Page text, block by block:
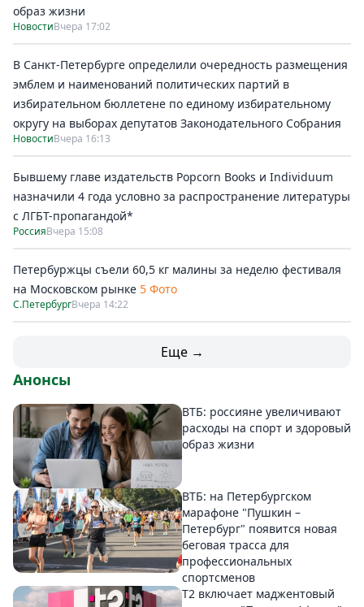
образ жизни
НовостиВчера 17:02
В Санкт-Петербурге определили очередность размещения
эмблем и наименований политических партий в
избирательном бюллетене по единому избирательному
округу на выборах депутатов Законодательного Собрания
НовостиВчера 16:13
Бывшему главе издательств Popcorn Books и Individuum
назначили 4 года условно за распространение литературы
с ЛГБТ-пропагандой*
РоссияВчера 15:08
Петербуржцы съели 60,5 кг малины за неделю фестиваля
на Московском рынке 5 Фото
С.ПетербургВчера 14:22
Еще →
Анонсы
ВТБ: россияне увеличивают
расходы на спорт и здоровый
образ жизни
ВТБ: на Петербургском
марафоне "Пушкин –
Петербург" появится новая
беговая трасса для
профессиональных
спортсменов
Т2 включает маджентовый